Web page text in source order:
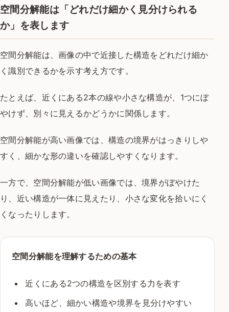
空間分解能は「どれだけ細かく見分けられる
か」を表します
空間分解能は、画像の中で近接した構造をどれだけ細か
く識別できるかを示す考え方です。
たとえば、近くにある2本の線や小さな構造が、1つにぼ
やけず、別々に見えるかどうかに関係します。
空間分解能が高い画像では、構造の境界がはっきりしや
すく、細かな形の違いを確認しやすくなります。
一方で、空間分解能が低い画像では、境界がぼやけた
り、近い構造が一体に見えたり、小さな変化を拾いにく
くなったりします。
空間分解能を理解するための基本
近くにある2つの構造を区別する力を表す
高いほど、細かい構造や境界を見分けやすい